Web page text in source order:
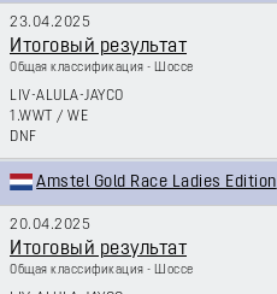
23.04.2025
Итоговый результат
Общая классификация - Шоссе
LIV-ALULA-JAYCO
1.WWT / WE
DNF
Amstel Gold Race Ladies Edition
20.04.2025
Итоговый результат
Общая классификация - Шоссе